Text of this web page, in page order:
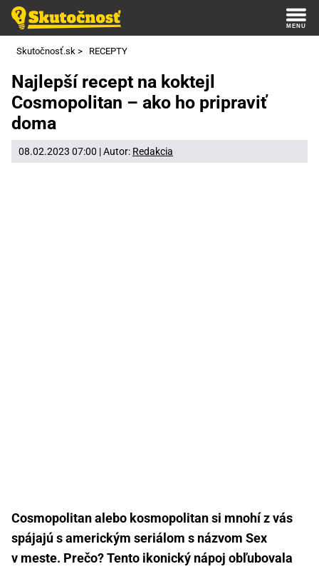
Skutočnosť.sk > RECEPTY
Najlepší recept na koktejl
Cosmopolitan – ako ho pripraviť
doma
08.02.2023 07:00 | Autor: Redakcia
Cosmopolitan alebo kosmopolitan si mnohí z vás
spájajú s americkým seriálom s názvom Sex
v meste. Prečo? Tento ikonický nápoj obľubovala